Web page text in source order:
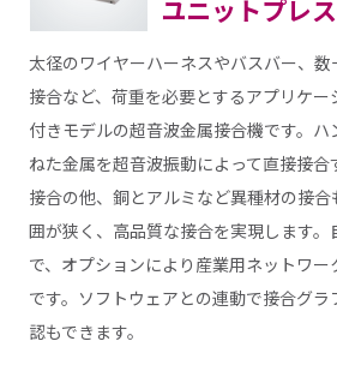
ユニットプレ
太径のワイヤーハーネスやバスバー、
接合など、荷重を必要とするアプリケー
付きモデルの超音波金属接合機です。
ねた金属を超音波振動によって直接接合
接合の他、銅とアルミなど異種材の接
囲が狭く、高品質な接合を実現します
で、オプションにより産業用ネットワ
です。ソフトウェアとの連動で接合グ
認もできます。